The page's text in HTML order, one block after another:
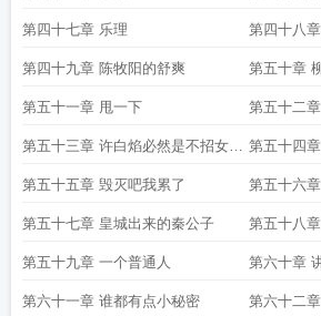
第四十七章 乐理
第四十九章 陈牧阳的舒爽 第五十章
第五十一章 甩一下 第五十二
第五十三章 许白焰必然是不招女孩
子喜欢的类型
第五十四
第五十五章 毁灭吧我累了
第五十七章 皇城出来的秦公子 第五十八
第五十九章 一个普通人 第六十章
第六十一章 谁都有点小秘密 第六十二